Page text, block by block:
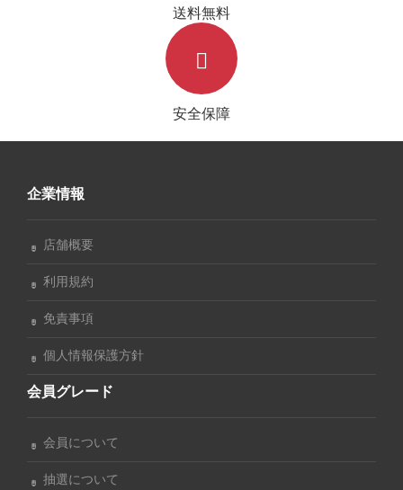
送料無料
安全保障
企業情報
店舗概要
利用規約
免責事項
個人情報保護方針
会員グレード
会員について
抽選について